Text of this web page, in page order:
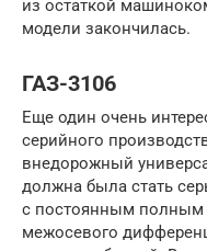
из остаткой
модели закончилась.
ГАЗ-3106
Еще один очень
серийного
внедорожный
должна была стать
с постоянным полным
межосевого